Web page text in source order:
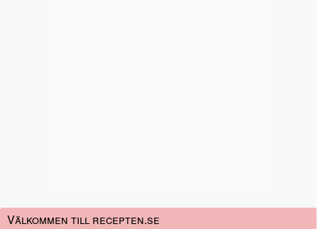
Välkommen till recepten.se